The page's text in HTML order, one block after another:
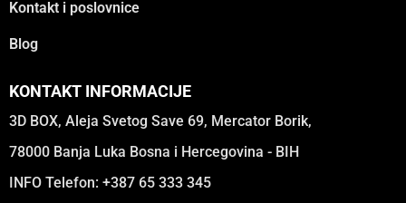
Kontakt i poslovnice
Blog
KONTAKT INFORMACIJE
3D BOX, Aleja Svetog Save 69, Mercator Borik,
78000 Banja Luka Bosna i Hercegovina - BIH
INFO Telefon: +387 65 333 345